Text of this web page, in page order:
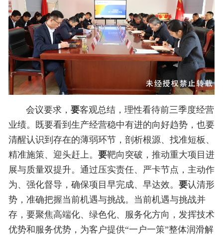
会议要求， 要客观总结，理性看待前三季度经营
业绩。既要看到生产经营稳中有进的向好趋势，也要
清醒认识到存在的薄弱环节，剖析根源、找准短板、
精准施策、迎头赶上。 要靶向突破，推动重大项目进
展与质量双提升。通过压实责任、严卡节点，主动作
为、强化督导，确保项目早完成、早达效。 要认清形
势，准确把握当前机遇与挑战。当前机遇与挑战并
存，要聚焦高端化、绿色化、服务化方向，发挥技术
优势和服务优势，为客户提供“一户一策”整体润滑解